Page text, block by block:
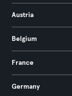
Austria
Belgium
France
Germany